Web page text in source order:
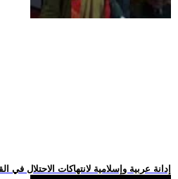
.. إدانة عربية وإسلامية لانتهاكات الاحتلال في